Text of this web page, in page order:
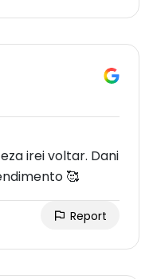
irei voltar. Dani
🥰
Report